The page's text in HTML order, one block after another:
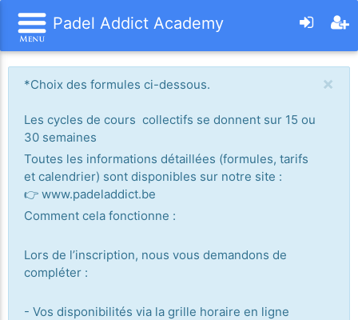
Padel Addict Academy
×
*Choix des formules ci-dessous.
Les cycles de cours collectifs se donnent sur 15 ou
30 semaines
Toutes les informations détaillées (formules, tarifs
et calendrier) sont disponibles sur notre site :
👉 www.padeladdict.be
Comment cela fonctionne :
Lors de l’inscription, nous vous demandons de
compléter :
- Vos disponibilités via la grille horaire en ligne